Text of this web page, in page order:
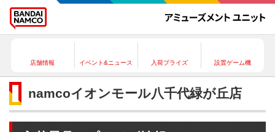
店舗情報 イベント&ニュース 入荷プライズ 設置ゲーム機
namcoイオンモール八千代緑が丘店